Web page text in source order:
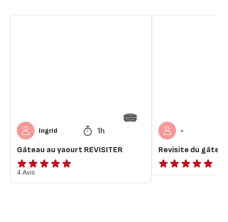
Ingrid 1h
Gâteau au yaourt REVISITER
Avis
5
4 Avis
-
Revisite du
ratings.NaN